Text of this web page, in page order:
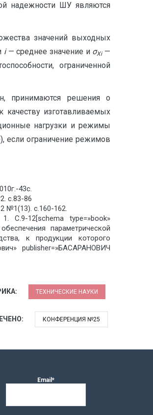
надежности ШУ являются
значений выходных
i— среднее значение и σXi—
ограниченной
принимаются решения о
изготавливаемых
нагрузки и режимы
если ограничение режимов
43с.
с.83-86
№1(13). с.160-162.
С.9-12[schema type=»book»
параметрической
к продукции которого
publisher=»БАСАРАНОВИЧ
ТЕХНИЧЕСКИЕ НАУКИ
КОНФЕРЕНЦИЯ №25
Email*